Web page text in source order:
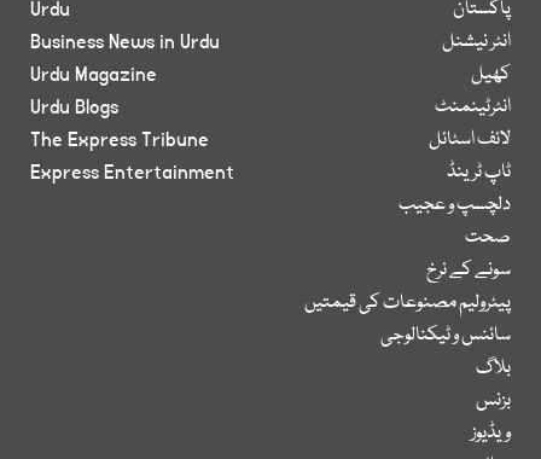
پاکستان
انٹر نیشنل
کھیل
انٹرٹینمنٹ
لائف اسٹائل
ٹاپ ٹرینڈ
دلچسپ و عجیب
صحت
سونے کے نرخ
پیٹرولیم مصنوعات کی قیمتیں
سائنس و ٹیکنالوجی
بلاگ
بزنس
ویڈیوز
Urdu
Business News in Urdu
Urdu Magazine
Urdu Blogs
The Express Tribune
Express Entertainment